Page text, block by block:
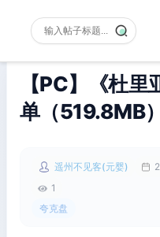
【PC】《杜里
单（519.8MB）
遥州不见客(元婴)
1
夸克盘